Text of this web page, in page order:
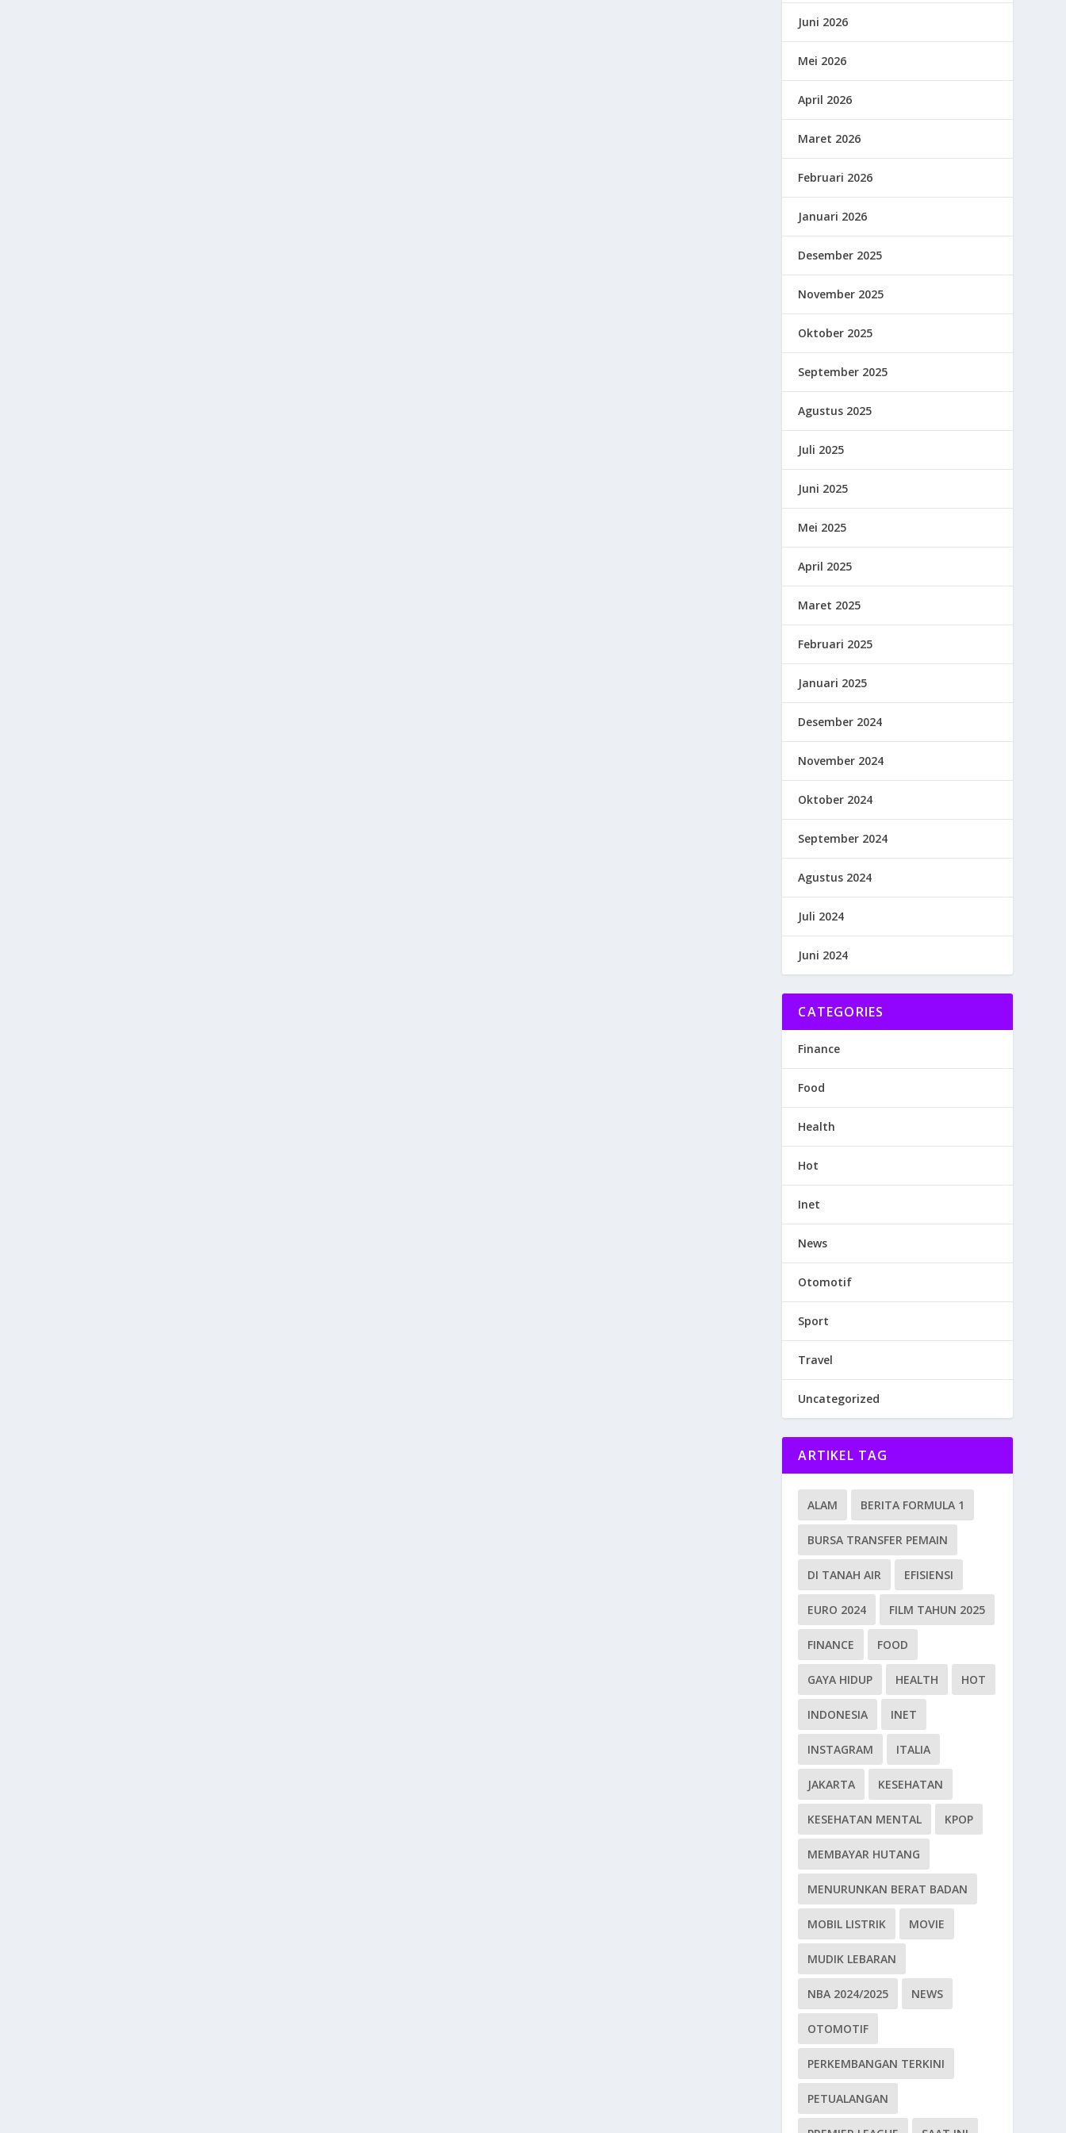
Juni 2026
Mei 2026
April 2026
Maret 2026
Februari 2026
Januari 2026
Desember 2025
November 2025
Oktober 2025
September 2025
Agustus 2025
Juli 2025
Juni 2025
Mei 2025
April 2025
Maret 2025
Februari 2025
Januari 2025
Desember 2024
November 2024
Oktober 2024
September 2024
Agustus 2024
Juli 2024
Juni 2024
CATEGORIES
Finance
Food
Health
Hot
Inet
News
Otomotif
Sport
Travel
Uncategorized
ARTIKEL TAG
ALAM BERITA FORMULA 1
BURSA TRANSFER PEMAIN
DI TANAH AIR EFISIENSI
EURO 2024 FILM TAHUN 2025
FINANCE FOOD
GAYA HIDUP HEALTH HOT
INDONESIA INET
INSTAGRAM ITALIA
JAKARTA KESEHATAN
KESEHATAN MENTAL KPOP
MEMBAYAR HUTANG
MENURUNKAN BERAT BADAN
MOBIL LISTRIK MOVIE
MUDIK LEBARAN
NBA 2024/2025 NEWS
OTOMOTIF
PERKEMBANGAN TERKINI
PETUALANGAN